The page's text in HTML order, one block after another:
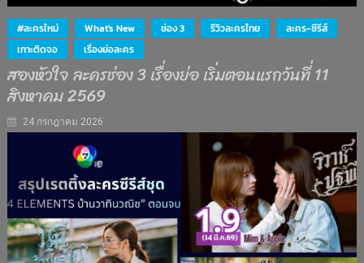
#ละครใหม่ What's New ช่อง 3 รีวิวละครไทย
ละคร-ซีรีส์
เกาะติดจอ
เรื่องย่อละคร
สองหัวใจ ละครช่อง 3 เรื่องย่อ เริ่มตอนแรกวันที่ 11
สิงหาคม 2569
24 กรกฎาคม 2026